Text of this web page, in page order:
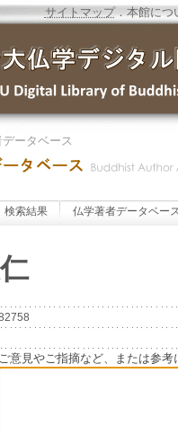
サイトマップ．本館につ
ータベース
検索結果 仏学著者データベー
ご意見やご指摘など、または参考